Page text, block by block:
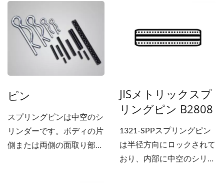
ピン
スプリングピンは中空のシ
リンダーです。ボディの片
側または両側の面取り部分
JISメトリックスプ
リングピン B2808
1321-SPPスプリングピン
は半径方向にロックされて
おり、内部に中空のシリン